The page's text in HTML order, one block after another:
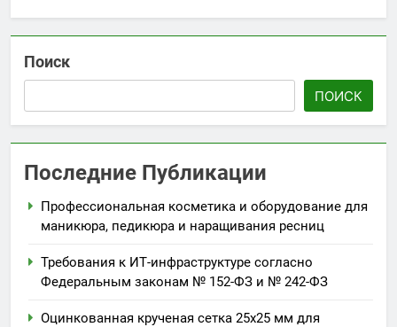
Поиск
ПОИСК
Последние Публикации
Профессиональная косметика и оборудование для
маникюра, педикюра и наращивания ресниц
Требования к ИТ-инфраструктуре согласно
Федеральным законам № 152-ФЗ и № 242-ФЗ
Оцинкованная крученая сетка 25х25 мм для